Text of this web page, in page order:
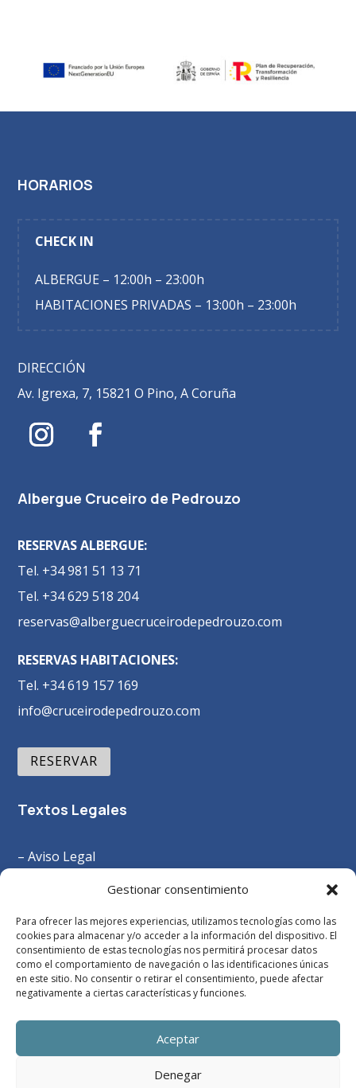
Gestionar consentimiento
Para ofrecer las mejores experiencias, utilizamos tecnologías como las
cookies para almacenar y/o acceder a la información del dispositivo. El
consentimiento de estas tecnologías nos permitirá procesar datos
como el comportamiento de navegación o las identificaciones únicas
en este sitio. No consentir o retirar el consentimiento, puede afectar
negativamente a ciertas características y funciones.
Aceptar
Denegar
HORARIOS
CHECK IN
ALBERGUE – 12:00h – 23:00h
HABITACIONES PRIVADAS – 13:00h – 23:00h
DIRECCIÓN
Av. Igrexa, 7, 15821 O Pino, A Coruña
Albergue Cruceiro de Pedrouzo
RESERVAS ALBERGUE:
Tel. +34 981 51 13 71
Tel. +34 629 518 204
reservas@alberguecruceirodepedrouzo.com
RESERVAS HABITACIONES:
Tel. +34 619 157 169
info@cruceirodepedrouzo.com
RESERVAR
Textos Legales
– Aviso Legal
Política Privacidad
– Términos y Condiciones